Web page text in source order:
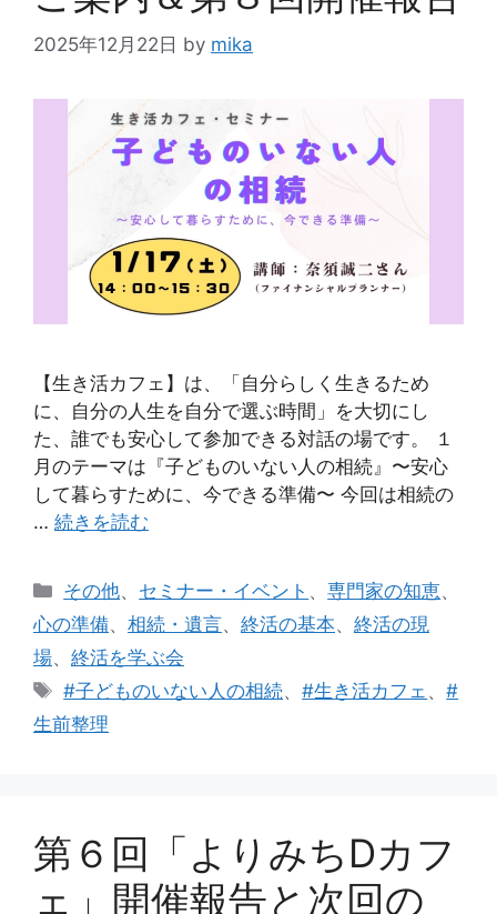
2025年12月22日 by mika
【生き活カフェ】は、「自分らしく生きるため
に、自分の人生を自分で選ぶ時間」を大切にし
た、誰でも安心して参加できる対話の場です。 １
月のテーマは『子どものいない人の相続』〜安心
して暮らすために、今できる準備〜 今回は相続の
… 続きを読む
カ
テ
リ
ー
その他、 セミナー・イベント 、専門家の知恵、
心の準備、 相続・遺言、 終活の基本、 終活の現
場、 終活を学ぶ会
タ
グ
#子どものいない人の相続、#生き活カフェ 、#
生前整理
第６回「よりみちDカフ
ェ」開催報告と次回の